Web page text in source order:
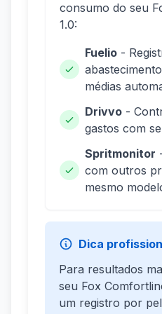
consumo do seu
1.0:
Fuelio -
médias
Drivvo -
gastos com
Spritmonitor
com outros
mesmo
Dica
Para resultados
seu Fox
um registro por